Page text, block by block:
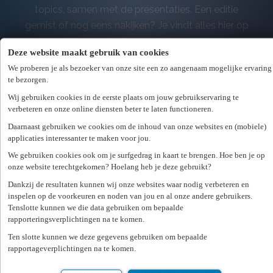
Deze website maakt gebruik van cookies
We proberen je als bezoeker van onze site een zo aangenaam mogelijke ervaring
te bezorgen.
Wij gebruiken cookies in de eerste plaats om jouw gebruikservaring te
verbeteren en onze online diensten beter te laten functioneren.
Daarnaast gebruiken we cookies om de inhoud van onze websites en (mobiele)
applicaties interessanter te maken voor jou.
We gebruiken cookies ook om je surfgedrag in kaart te brengen. Hoe ben je op
onze website terechtgekomen? Hoelang heb je deze gebruikt?
Dankzij de resultaten kunnen wij onze websites waar nodig verbeteren en
inspelen op de voorkeuren en noden van jou en al onze andere gebruikers.
Tenslotte kunnen we die data gebruiken om bepaalde
rapporteringsverplichtingen na te komen.
Ten slotte kunnen we deze gegevens gebruiken om bepaalde
rapportageverplichtingen na te komen.
topics, samen met de presentaties. Een editie
gemist of nog eens nakijken? Je vindt alles hier op
één plek.
NIEUW · JULI 2026
HR & LEGAL · MET CLAEYS &
ENGELS
Flexibele
tewerkstellingsvormen
in 2026